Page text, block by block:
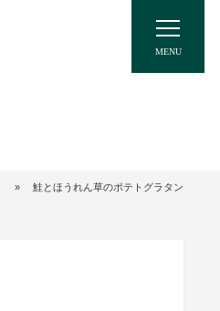
» 鮭とほうれん草のポテトグラタン